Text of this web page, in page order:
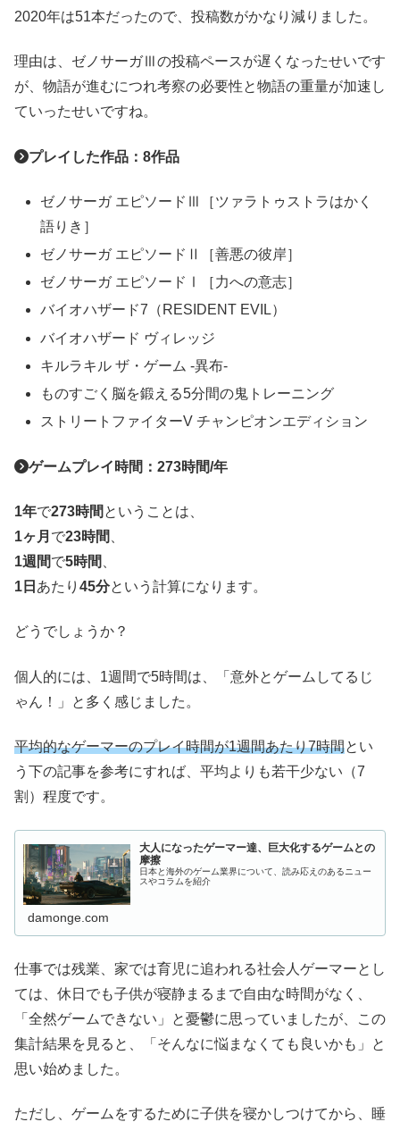
2020年は51本だったので、投稿数がかなり減りました。
理由は、ゼノサーガⅢの投稿ペースが遅くなったせいです
が、物語が進むにつれ考察の必要性と物語の重量が加速し
ていったせいですね。
プレイした作品：8作品
ゼノサーガ エピソードⅢ［ツァラトゥストラはかく
語りき］
ゼノサーガ エピソードⅡ［善悪の彼岸］
ゼノサーガ エピソードⅠ［力への意志］
バイオハザード7（RESIDENT EVIL）
バイオハザード ヴィレッジ
キルラキル ザ・ゲーム -異布-
ものすごく脳を鍛える5分間の鬼トレーニング
ストリートファイターV チャンピオンエディション
ゲームプレイ時間：273時間/年
1年で273時間 ということは、
1ヶ月 で23時間
1週間で5時間
1日 あたり 45分という計算になります。
どうでしょうか？
個人的には、1週間で5時間は、「意外とゲームしてるじ
ゃん！」と多く感じました。
平均的なゲーマーのプレイ時間が1週間あたり7時間とい
う下の記事を参考にすれば、平均よりも若干少ない（7
割）程度です。
大人になったゲーマー達、巨大化するゲームとの
摩擦
日本と海外のゲーム業界について、読み応えのあるニュー
スやコラムを紹介
damonge.com
仕事では残業、家では育児に追われる社会人ゲーマーとし
ては、休日でも子供が寝静まるまで自由な時間がなく、
「全然ゲームできない」と憂鬱に思っていましたが、この
集計結果を見ると、「そんなに悩まなくても良いかも」と
思い始めました。
ただし、ゲームをするために子供を寝かしつけてから、睡